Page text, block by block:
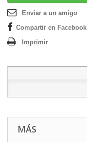
Enviar a un amigo
Compartir en Facebook
Imprimir
MÁS